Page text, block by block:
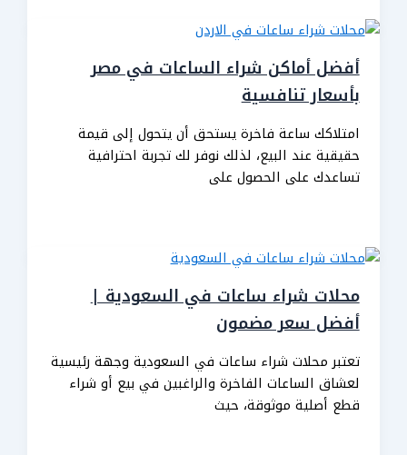
أفضل أماكن شراء الساعات في مصر
بأسعار تنافسية
امتلاكك ساعة فاخرة يستحق أن يتحول إلى قيمة
حقيقية عند البيع، لذلك نوفر لك تجربة احترافية
تساعدك على الحصول على
محلات شراء ساعات في السعودية |
أفضل سعر مضمون
تعتبر محلات شراء ساعات في السعودية وجهة رئيسية
لعشاق الساعات الفاخرة والراغبين في بيع أو شراء
قطع أصلية موثوقة، حيث